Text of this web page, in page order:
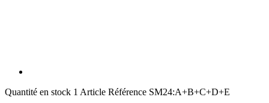
Quantité en stock 1 Article Référence SM24:A+B+C+D+E